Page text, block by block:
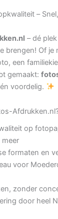
–
– dé
brengen! Of je
een
gemaakt:
voordelig.
op
formaten en
voor
zonder
door heel